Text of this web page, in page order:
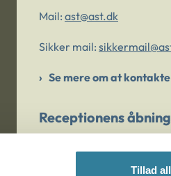
Tillad
Mail: ast@ast.dk
Sikker mail:
Se mere om at
Receptionens